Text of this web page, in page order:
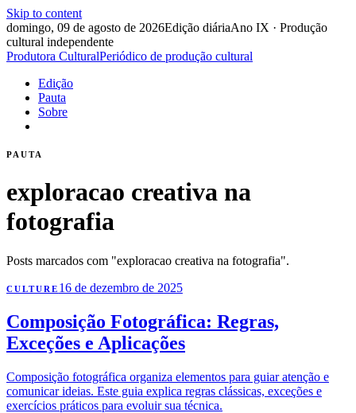
Skip to content
domingo, 09 de agosto de 2026Edição diáriaAno IX · Produção
cultural independente
Produtora CulturalPeriódico de produção cultural
Edição
Pauta
Sobre
PAUTA
exploracao creativa na
fotografia
Posts marcados com "exploracao creativa na fotografia".
CULTURE 16 de dezembro de 2025
Composição Fotográfica: Regras,
Exceções e Aplicações
Composição fotográfica organiza elementos para guiar atenção e
comunicar ideias. Este guia explica regras clássicas, exceções e
exercícios práticos para evoluir sua técnica.